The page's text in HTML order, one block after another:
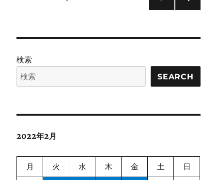
る
ス
CDAIL-
の
ペ
ー
ジ
送
り
検索
SEARCH
2022年2月
月 火 水 木 金 土 日